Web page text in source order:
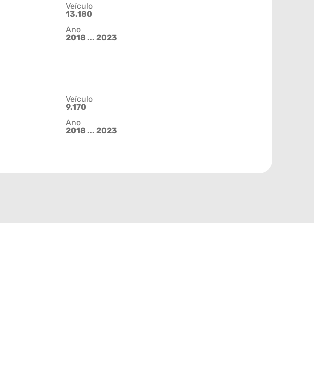
Veículo
13.180
Ano
2018 ... 2023
Veículo
9.170
Ano
2018 ... 2023